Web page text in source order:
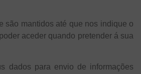
são mantidos até que nos indique o
aceder quando pretender á sua
dados para envio de informações